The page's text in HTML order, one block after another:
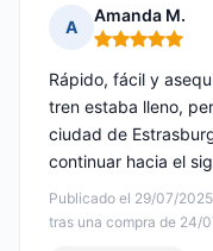
A
Amanda M.
Nota: 5 de 5
Publicado el 29/07/
tras una compra de 24/
Rápido, fácil y
tren estaba lleno,
ciudad de
continuar hacia el